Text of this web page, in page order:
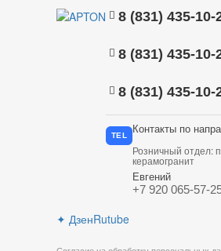
8 (831) 435-10-
8 (831) 435-10-
8 (831) 435-10-
TEL
Контакты по
Розничный отдел:
керамогранит
Евгений
+7 920 065-57-
✦ ДзенRutube